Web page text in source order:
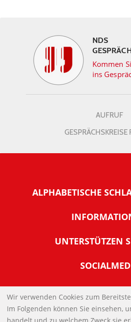
NDS
Kommen
ins
AUFRUF
GESPRÄCHSKREISE
ALPHABETISCHE
Warum
Tipps zur Nutzung der
Banner und E-Mail-
Links
Kontakt
UNTERSTÜTZEN
Werden Sie
Spenden Sie
Wir verwenden Cookies zum
Im Folgenden können Sie einsehen,